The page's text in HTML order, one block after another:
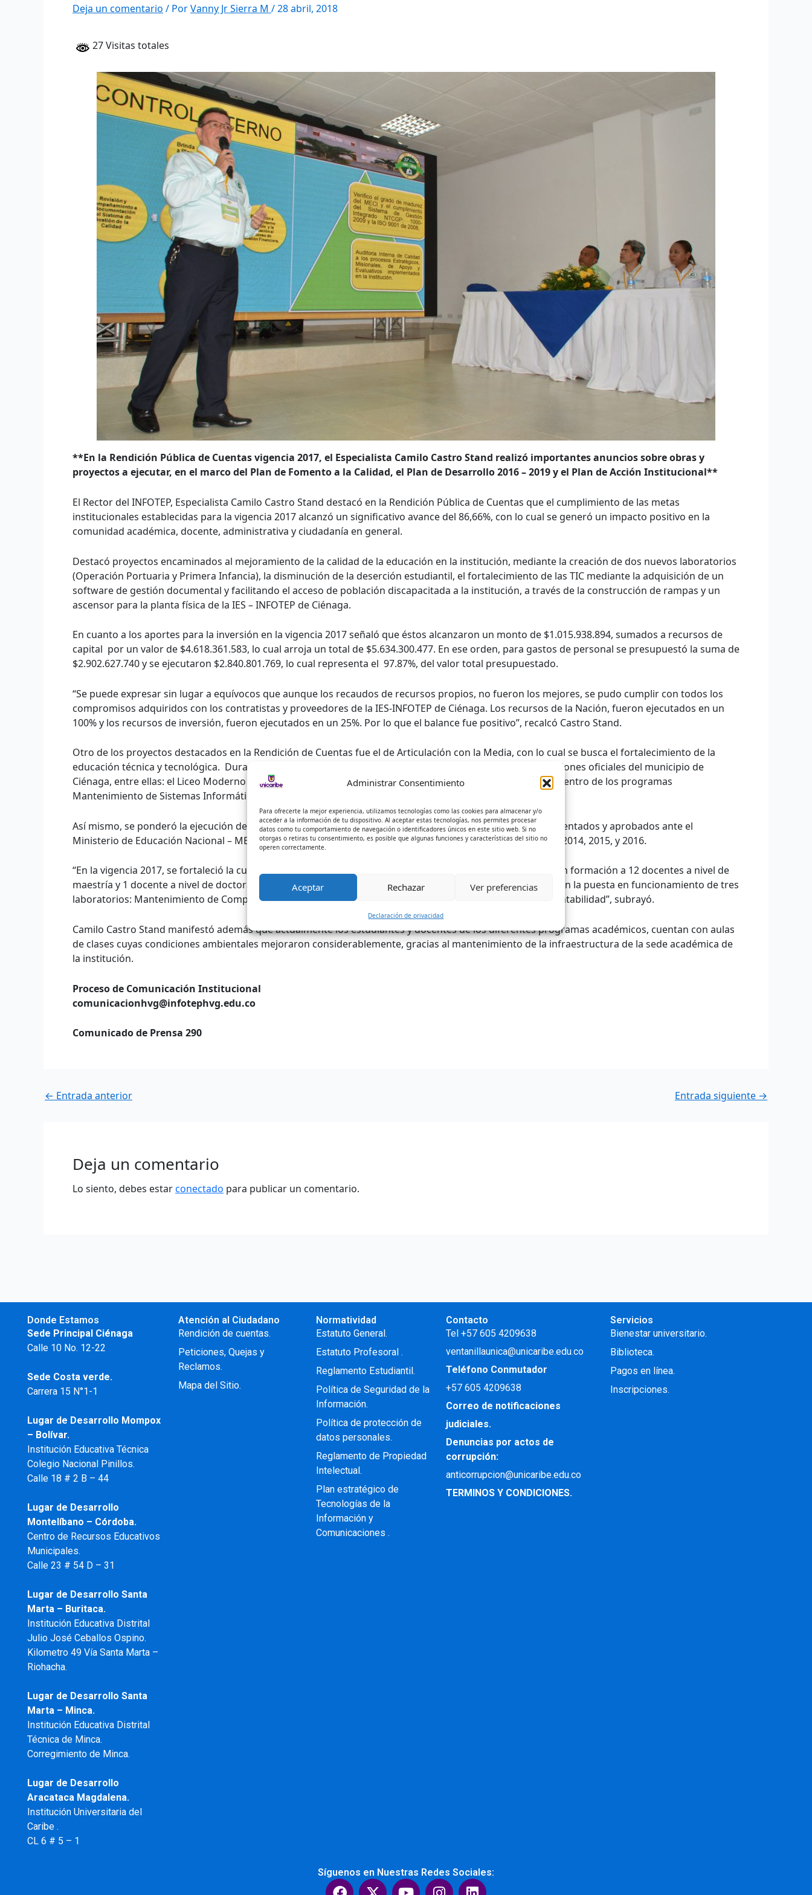
Administrar Consentimiento
Para ofrecerte la mejor experiencia, utilizamos tecnologías como las cookies para almacenar y/o
acceder a la información de tu dispositivo. Al aceptar estas tecnologías, nos permites procesar
datos como tu comportamiento de navegación o identificadores únicos en este sitio web. Si no
otorgas o retiras tu consentimiento, es posible que algunas funciones y características del sitio no
operen correctamente.
Aceptar Rechazar Ver preferencias
Declaración de privacidad
Deja un comentario / PorVanny Jr Sierra M /28 abril, 2018
27 Visitas totales
**En la Rendición Pública de Cuentas vigencia 2017, el Especialista Camilo Castro Stand realizó importantes anuncios sobre obras y
proyectos a ejecutar, en el marco del Plan de Fomento a la Calidad, el Plan de Desarrollo 2016 – 2019 y el Plan de Acción Institucional**
El Rector del INFOTEP, Especialista Camilo Castro Stand destacó en la Rendición Pública de Cuentas que el cumplimiento de las metas
institucionales establecidas para la vigencia 2017 alcanzó un significativo avance del 86,66%, con lo cual se generó un impacto positivo en la
comunidad académica, docente, administrativa y ciudadanía en general.
Destacó proyectos encaminados al mejoramiento de la calidad de la educación en la institución, mediante la creación de dos nuevos laboratorios
(Operación Portuaria y Primera Infancia), la disminución de la deserción estudiantil, el fortalecimiento de las TIC mediante la adquisición de un
software de gestión documental y facilitando el acceso de población discapacitada a la institución, a través de la construcción de rampas y un
ascensor para la planta física de la IES – INFOTEP de Ciénaga.
En cuanto a los aportes para la inversión en la vigencia 2017 señaló que éstos alcanzaron un monto de $1.015.938.894, sumados a recursos de
capital por un valor de $4.618.361.583, lo cual arroja un total de $5.634.300.477. En ese orden, para gastos de personal se presupuestó la suma de
$2.902.627.740 y se ejecutaron $2.840.801.769, lo cual representa el 97.87%, del valor total presupuestado.
“Se puede expresar sin lugar a equívocos que aunque los recaudos de recursos propios, no fueron los mejores, se pudo cumplir con todos los
compromisos adquiridos con los contratistas y proveedores de la IES-INFOTEP de Ciénaga. Los recursos de la Nación, fueron ejecutados en un
100% y los recursos de inversión, fueron ejecutados en un 25%. Por lo que el balance fue positivo”, recalcó Castro Stand.
Otro de los proyectos destacados en la Rendición de Cuentas fue el de Articulación con la Media, con lo cual se busca el fortalecimiento de la
educación técnica y tecnológica. Durante la vigencia 2017 se lograron articular 98 estudiantes de 4 instituciones oficiales del municipio de
Ciénaga, entre ellas: el Liceo Moderno del Sur, Enoc Mendoza Riascos, El Carmen y el Manuel J. del Castillo; dentro de los programas
Mantenimiento de Sistemas Informáticos y Contabilidad.
Así mismo, se ponderó la ejecución de los proyectos inscritos y aprobados en el Banco de Proyectos y; presentados y aprobados ante el
Ministerio de Educación Nacional – MEN – a través de Planes de Fomento a la Calidad durante las vigencias 2014, 2015, y 2016.
“En la vigencia 2017, se fortaleció la cualificación docente en la IES-INFOTEP de Ciénaga, lográndose tener en formación a 12 docentes a nivel de
maestría y 1 docente a nivel de doctorado. De igual manera, la calidad en el servicio educativo se mejoró con la puesta en funcionamiento de tres
laboratorios: Mantenimiento de Computadores y Redes de Datos, Higiene y Seguridad Industrial y el de Contabilidad”, subrayó.
Camilo Castro Stand manifestó además que actualmente los estudiantes y docentes de los diferentes programas académicos, cuentan con aulas
de clases cuyas condiciones ambientales mejoraron considerablemente, gracias al mantenimiento de la infraestructura de la sede académica de
la institución.
Proceso de Comunicación Institucional
comunicacionhvg@infotephvg.edu.co
Comunicado de Prensa 290
← Entrada anterior Entrada siguiente →
Deja un comentario
Lo siento, debes estarconectado para publicar un comentario.
Donde Estamos
Sede Principal Ciénaga
Calle 10 No. 12-22
Sede Costa verde.
Carrera 15 N°1-1
Lugar de Desarrollo Mompox
– Bolívar.
Institución Educativa Técnica
Colegio Nacional Pinillos.
Calle 18 # 2 B – 44
Lugar de Desarrollo
Montelíbano – Córdoba.
Centro de Recursos Educativos
Municipales.
Calle 23 # 54 D – 31
Lugar de Desarrollo Santa
Marta – Buritaca.
Institución Educativa Distrital
Julio José Ceballos Ospino.
Kilometro 49 Vía Santa Marta –
Riohacha.
Lugar de Desarrollo Santa
Marta – Minca.
Institución Educativa Distrital
Técnica de Minca.
Corregimiento de Minca.
Lugar de Desarrollo
Aracataca Magdalena.
Institución Universitaria del
Caribe .
CL 6 # 5 – 1
Atención al Ciudadano
Rendición de cuentas.
Peticiones, Quejas y
Reclamos.
Mapa del Sitio.
Normatividad
Estatuto General.
Estatuto Profesoral .
Reglamento Estudiantil.
Política de Seguridad de la
Información.
Política de protección de
datos personales.
Reglamento de Propiedad
Intelectual .
Plan estratégico de
Tecnologías de la
Información y
Comunicaciones .
Contacto
Tel +57 605 4209638
ventanillaunica@unicaribe.edu.co
Teléfono Conmutador
+57605 4209638
Correo de notificaciones
judiciales.
Denuncias por actos de
corrupción:
anticorrupcion@unicaribe.edu.co
TERMINOS Y CONDICIONES.
Servicios
Bienestar universitario.
Biblioteca.
Pagos en línea.
Inscripciones.
Síguenos en Nuestras Redes Sociales:
F X Y I L